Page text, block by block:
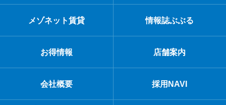
メゾネット賃貸 情報誌ぶぶる
お得情報 店舗案内
会社概要 採用NAVI